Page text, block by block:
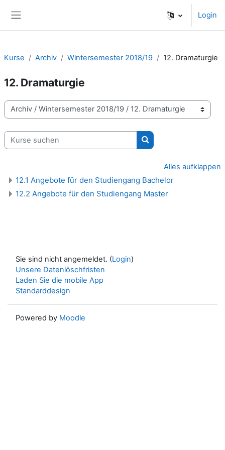
Login
Kurse Archiv Wintersemester 2018/19 12. Dramaturgie
12. Dramaturgie
Kursbereiche
Kurse suchen
Kurse suchen
Alles aufklappen
12.1 Angebote für den Studiengang Bachelor
12.2 Angebote für den Studiengang Master
Sie sind nicht angemeldet. (Login)
Unsere Datenlöschfristen
Laden Sie die mobile App
Standarddesign
Powered by Moodle